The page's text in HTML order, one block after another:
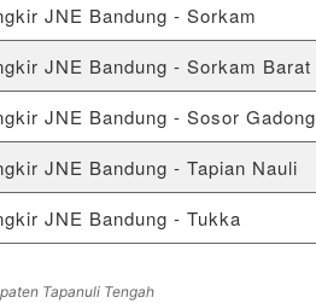
JNE Bandung - Sorkam
JNE Bandung - Sorkam Barat
JNE Bandung - Sosor Gadong
JNE Bandung - Tapian Nauli
JNE Bandung - Tukka
Tapanuli Tengah